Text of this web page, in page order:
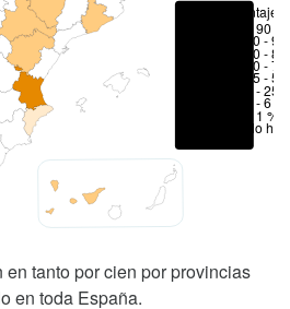
Porcentajes
> 90 %
80 -
70 -
50 -
25 -
6 - 25
1 - 6 %
< 1 %
No hay
tanto por cien por provincias
en toda España.